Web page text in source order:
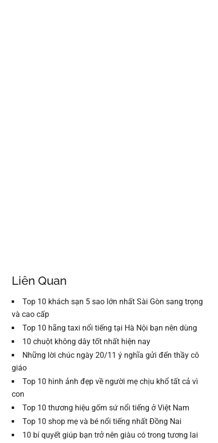
Liên Quan
Top 10 khách sạn 5 sao lớn nhất Sài Gòn sang trọng
và cao cấp
Top 10 hãng taxi nổi tiếng tại Hà Nội bạn nên dùng
10 chuột không dây tốt nhất hiện nay
Những lời chúc ngày 20/11 ý nghĩa gửi đến thầy cô
giáo
Top 10 hình ảnh đẹp về người mẹ chịu khổ tất cả vì
con
Top 10 thương hiệu gốm sứ nổi tiếng ở Việt Nam
Top 10 shop mẹ và bé nổi tiếng nhất Đồng Nai
10 bí quyết giúp bạn trở nên giàu có trong tương lai